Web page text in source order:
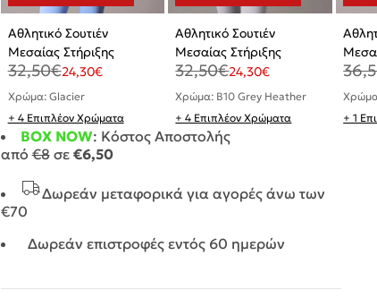
Αθλητικό Σουτιέν
Μεσαίας Στήριξης
32,50€24,30€
Χρώμα: Glacier
+ 4 Επιπλέον Χρώματα
Αθλητικό Σουτιέν
Μεσαίας Στήριξης
32,50€24,30€
Χρώμα: B10 Grey Heather
+ 4 Επιπλέον Χρώματα
+ 1
BOX NOW: Κόστος Αποστολής
από€8σε €6,50
Δωρεάν μεταφορικά για αγορές άνω των
€70
Δωρεάν επιστροφές εντός 60 ημερών